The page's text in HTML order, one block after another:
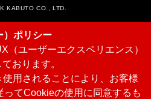
KABUTO CO., LTD.
ポリシー
（ユーザーエクスペリエンス）
おります。
用されることにより、お客様
ってCookieの使用に同意するも